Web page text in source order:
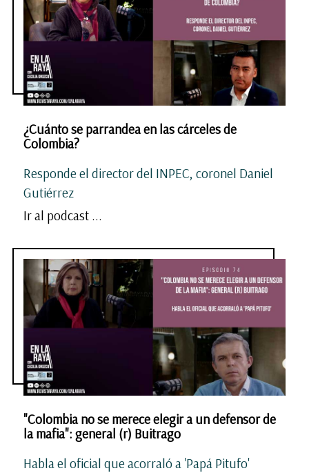
¿Cuánto se parrandea en las cárceles de
Colombia?
Responde el director del INPEC, coronel Daniel
Gutiérrez
Ir al podcast ...
"Colombia no se merece elegir a un defensor de
la mafia": general (r) Buitrago
Habla el oficial que acorraló a 'Papá Pitufo'